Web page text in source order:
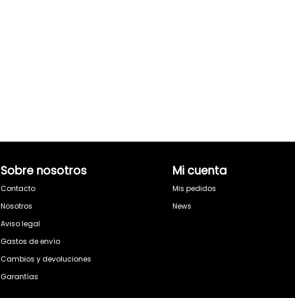
Sobre nosotros
Contacto
Nosotros
Aviso legal
Gastos de envío
Cambios y devoluciones
Garantías
Mi cuenta
Mis pedidos
News